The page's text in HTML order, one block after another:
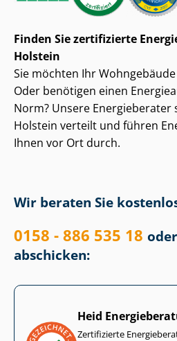
Finden Sie zertifizierte
Holstein
Sie möchten Ihr
Oder benötigen einen
Norm? Unsere Energieberater
Holstein verteilt und führen
Ihnen vor Ort durch.
Wir beraten Sie
0158 - 886 535 18
abschicken:
Heid
Zertifizierte